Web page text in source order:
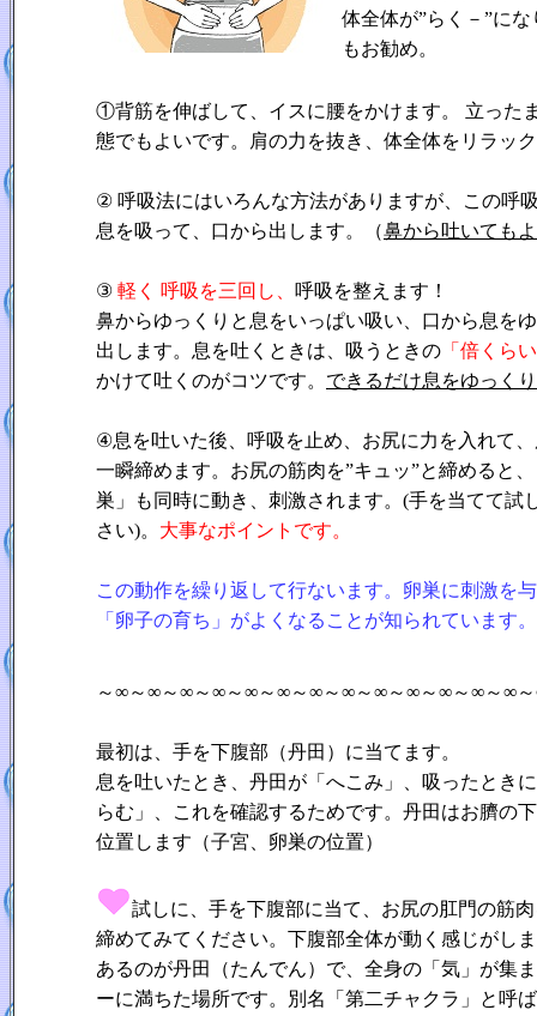
体全体が”らく－”に
もお勧め。
①背筋を伸ばして、イスに腰をかけます。 立った
態でもよいです。肩の力を抜き、体全体をリラッ
② 呼吸法にはいろんな方法がありますが、この呼
息を吸って、口から出します。（鼻から吐いても
③ 軽く 呼吸を三回し、 呼吸を整えます！
鼻からゆっくりと息をいっぱい吸い、口から息を
出します。息を吐くときは、吸うときの 「倍くら
かけて吐くのがコツです。 できるだけ息をゆっく
④息を吐いた後、呼吸を止め、お尻に力を入れて
一瞬締めます。お尻の筋肉を”キュッ”と締めると
巣」も同時に動き、刺激されます。(手を当てて試
さい)。 大事なポイントです。
この動作を繰り返して行ないます。卵巣に刺激を
「卵子の育ち」がよくなることが知られています。
～∞～∞～∞～∞～∞～∞～∞～∞～∞～∞～∞～∞～∞
最初は、手を下腹部（丹田）に当てます。
息を吐いたとき、丹田が「へこみ」、吸ったとき
らむ」、これを確認するためです。 丹田はお臍の
位置します（子宮、卵巣の位置）
試しに、手を下腹部に当て、お尻の肛門の筋
締めてみてください。下腹部全体が動く感じがし
あるのが丹田（たんでん）で、全身の「気」が集
ーに満ちた場所です。別名「第二チャクラ」と呼